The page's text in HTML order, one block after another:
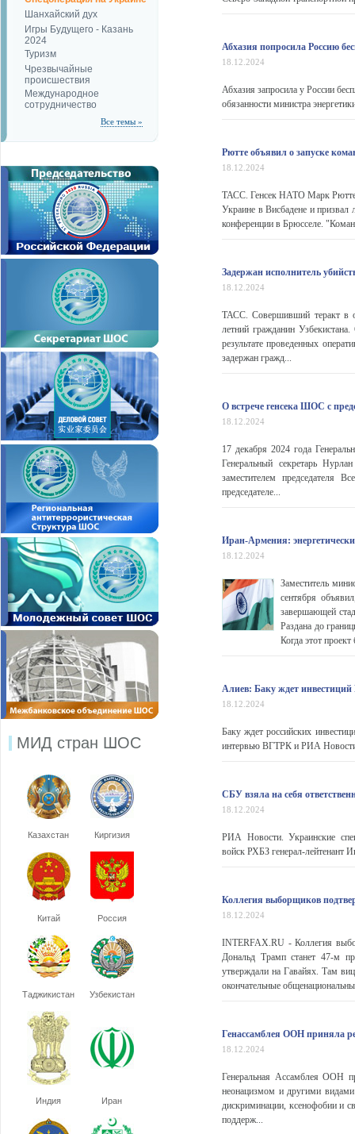
Шанхайский дух
Игры Будущего - Казань
2024
Туризм
Чрезвычайные
происшествия
Международное
сотрудничество
Все темы »
МИД стран ШОС
Казахстан Киргизия
Китай Россия
Таджикистан Узбекистан
Индия Иран
Абхазия попросила Россию
18.12.2024
Абхазия запросила у России
обязанности министра
Рютте объявил о запуске
18.12.2024
ТАСС. Генсек НАТО Марк Рютте
Украине в Висбадене и призвал
конференции в Брюсселе.
Задержан исполнитель
18.12.2024
ТАСС. Совершивший теракт в
летний гражданин
результате проведенных
задержан гражд...
О встрече генсека ШОС с
18.12.2024
17 декабря 2024 года
Генеральный секретарь
заместителем председателя
председателе...
Иран-Армения:
18.12.2024
Заместитель
сентября
завершающей
Раздана до
Когда этот
Алиев: Баку ждет инвестиций
18.12.2024
Баку ждет российских
интервью ВГТРК и РИА
СБУ взяла на себя
18.12.2024
РИА Новости. Украинские
войск РХБЗ генерал-лейтенант
Коллегия выборщиков
18.12.2024
INTERFAX.RU - Коллегия
Дональд Трамп станет 47-м
утверждали на Гавайях. Там
окончательные
Генассамблея ООН приняла
18.12.2024
Генеральная Ассамблея ООН
неонацизмом и другими
дискриминации, ксенофобии и
поддерж...